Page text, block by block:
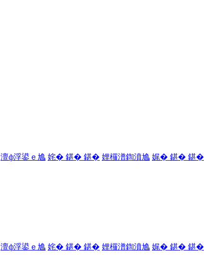
澶ф浮鍙ｅ尯 姹� 鍖� 鍖� 娌欏潽鍧濆尯 娓� 鍖� 鍖�
澶ф浮鍙ｅ尯 姹� 鍖� 鍖� 娌欏潽鍧濆尯 娓� 鍖� 鍖�